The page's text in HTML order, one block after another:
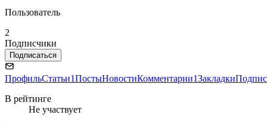
Пользователь
2
Подписчики
Подписаться
ПрофильСтатьи1ПостыНовостиКомментарии1Закладки
В рейтинге
Не участвует